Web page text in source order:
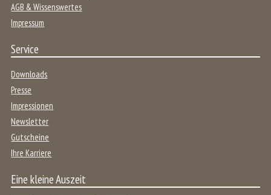
AGB & Wissenswertes
Impressum
Service
Downloads
Presse
Impressionen
Newsletter
Gutscheine
Ihre Karriere
Eine kleine Auszeit